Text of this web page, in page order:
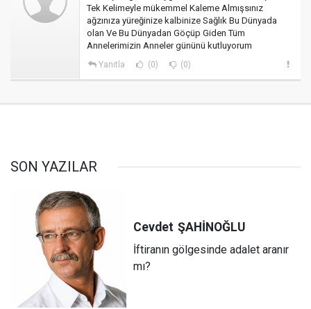
Tek Kelimeyle mükemmel Kaleme Almışsınız
ağzınıza yüreğinize kalbinize Sağlık Bu Dünyada
olan Ve Bu Dünyadan Göçüp Giden Tüm
Annelerimizin Anneler gününü kutluyorum
Yanıtla (0) (0)
SON YAZILAR
Cevdet ŞAHİNOĞLU
İftiranın gölgesinde adalet aranır
mı?